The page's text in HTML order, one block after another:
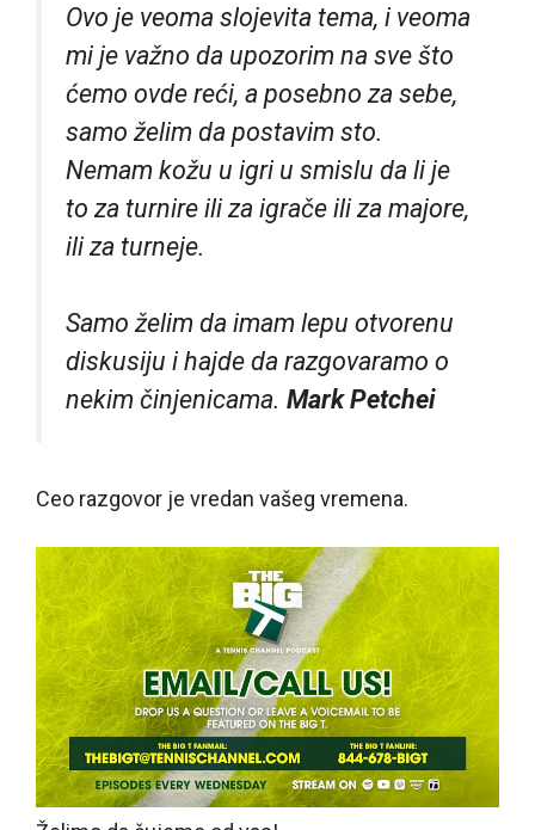
Ovo je veoma slojevita tema, i veoma
mi je važno da upozorim na sve što
ćemo ovde reći, a posebno za sebe,
samo želim da postavim sto.
Nemam kožu u igri u smislu da li je
to za turnire ili za igrače ili za majore,
ili za turneje.
Samo želim da imam lepu otvorenu
diskusiju i hajde da razgovaramo o
nekim činjenicama. Mark Petchei
Ceo razgovor je vredan vašeg vremena.